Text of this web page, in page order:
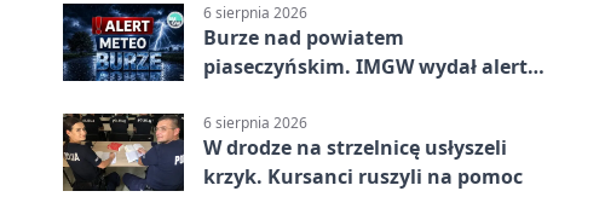
6 sierpnia 2026
Burze nad powiatem
piaseczyńskim. IMGW wydał alert
6 sierpnia 2026
W drodze na strzelnicę usłyszeli
krzyk. Kursanci ruszyli na pomoc